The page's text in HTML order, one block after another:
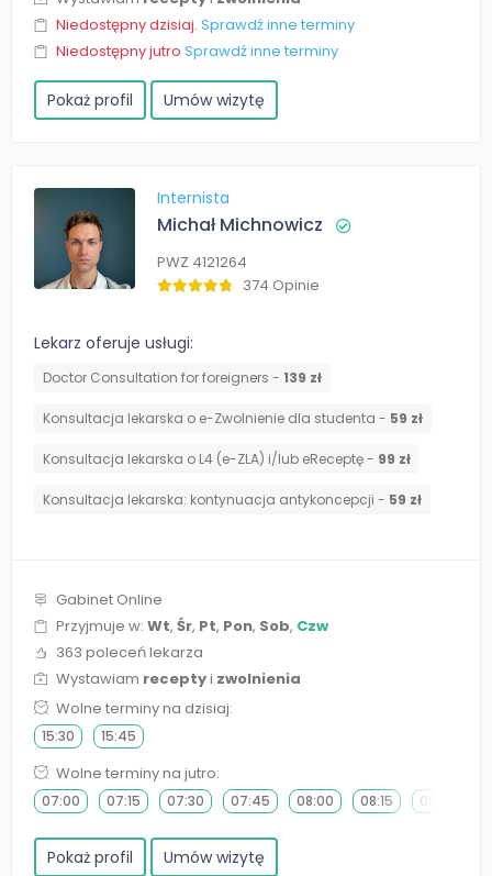
Niedostępny dzisiaj. Sprawdź inne terminy
Niedostępny jutro Sprawdź inne terminy
Pokaż profil Umów wizytę
Internista
Michał Michnowicz
PWZ 4121264
374 Opinie
Lekarz oferuje usługi:
Doctor Consultation for foreigners - 139 zł
Konsultacja lekarska o e-Zwolnienie dla studenta - 59 zł
Konsultacja lekarska o L4 (e-ZLA) i/lub eReceptę - 99 zł
⁠Konsultacja lekarska: kontynuacja antykoncepcji - 59 zł
Gabinet Online
Przyjmuje w: Wt, Śr, Pt, Pon, Sob, Czw
363 poleceń lekarza
Wystawiam receptyi zwolnienia
Wolne terminy na dzisiaj:
15:30 15:45
Wolne terminy na jutro:
07:00 07:15 07:30 07:45 08:00 08:15 08:30
Pokaż profil Umów wizytę